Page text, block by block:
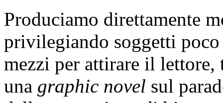
Produciamo direttamente
privilegiando soggetti
mezzi per attirare il lettore,
una graphic novel sul